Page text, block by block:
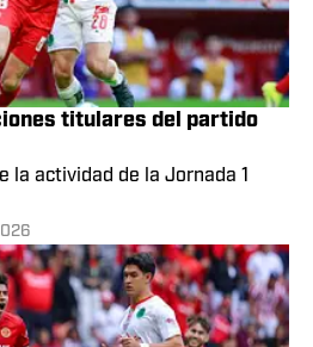
titulares del partido
la actividad de la Jornada 1